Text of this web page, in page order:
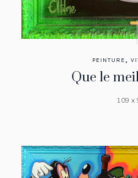
PEINTURE ,
Que le
109 x